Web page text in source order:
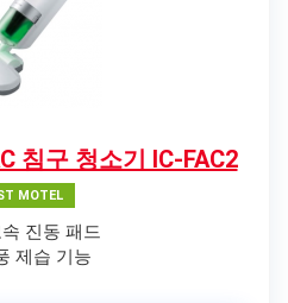
침구 청소기 IC-FAC2
MOTEL
진동 패드
제습 기능